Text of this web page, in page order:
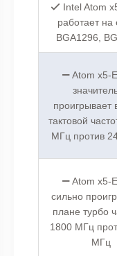
Intel Atom
работает на
BGA1296,
Atom x5-
проигрывает
тактовой
МГц против
Atom x5-
сильно
плане турбо
1800 МГц
МГц